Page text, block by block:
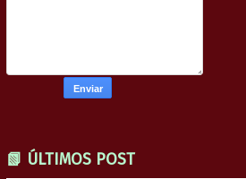
📗 ÚLTIMOS POST